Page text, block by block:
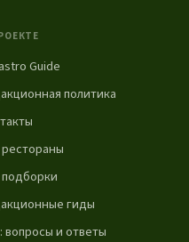
Guide
политика
гиды
вопросы и ответы